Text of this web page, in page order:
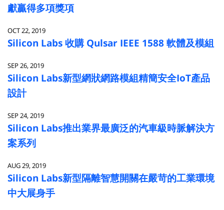
獻贏得多項獎項
OCT 22, 2019
Silicon Labs 收購 Qulsar IEEE 1588 軟體及模組
SEP 26, 2019
Silicon Labs新型網狀網路模組精簡安全IoT產品
設計
SEP 24, 2019
Silicon Labs推出業界最廣泛的汽車級時脈解決方
案系列
AUG 29, 2019
Silicon Labs新型隔離智慧開關在嚴苛的工業環境
中大展身手